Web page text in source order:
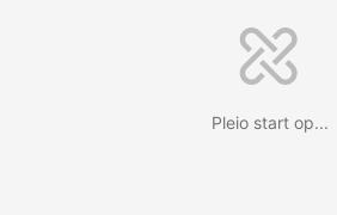
Pleio start op...